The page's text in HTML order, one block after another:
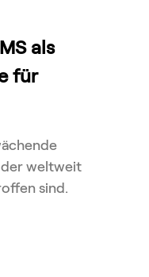
als
für
der weltweit
sind.